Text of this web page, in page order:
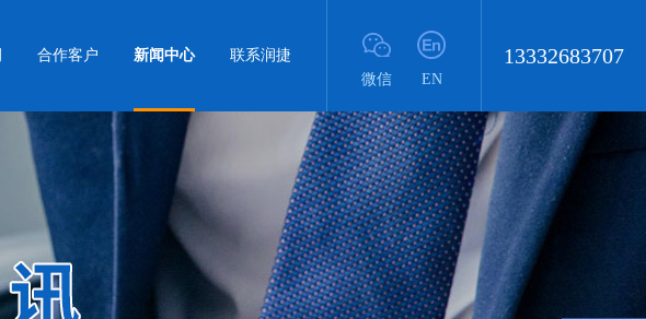
合作客户 新闻中心
联系润捷
微信
EN
13332683707